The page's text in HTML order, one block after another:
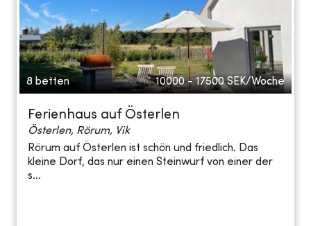
8 betten 10000 - 17500 SEK/Woche
Ferienhaus auf Österlen
Österlen, Rörum, Vik
Rörum auf Österlen ist schön und friedlich. Das
kleine Dorf, das nur einen Steinwurf von einer der
s...